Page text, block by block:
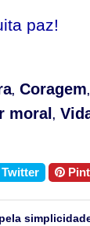
paz!
, Coragem,
moral ,
Twitter